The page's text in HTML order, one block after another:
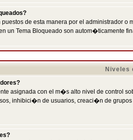
puestos de esta manera por el administrador
un Tema Bloqueado son autom�ticamente
Niveles
asignada con el m�s alto nivel de control
inhibici�n de usuarios, creaci�n de